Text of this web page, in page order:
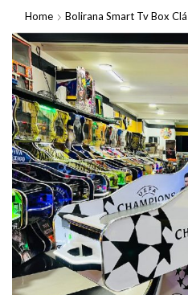
Home Bolirana Smart Tv Box